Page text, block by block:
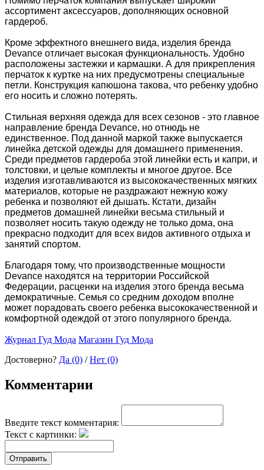
ассортимент аксессуаров, дополняющих основной
гардероб.
Кроме эффектного внешнего вида, изделия бренда
Devance отличает высокая функциональность. Удобно
расположены застежки и кармашки. А для прикрепления
перчаток к куртке на них предусмотрены специальные
петли. Конструкция капюшона такова, что ребенку удобно
его носить и сложно потерять.
Стильная верхняя одежда для всех сезонов - это главное
направление бренда Devance, но отнюдь не
единственное. Под данной маркой также выпускается
линейка детской одежды для домашнего применения.
Среди предметов гардероба этой линейки есть и капри, и
толстовки, и целые комплекты и многое другое. Все
изделия изготавливаются из высококачественных мягких
материалов, которые не раздражают нежную кожу
ребенка и позволяют ей дышать. Кстати, дизайн
предметов домашней линейки весьма стильный и
позволяет носить такую одежду не только дома, она
прекрасно подходит для всех видов активного отдыха и
занятий спортом.
Благодаря тому, что производственные мощности
Devance находятся на территории Российской
Федерации, расценки на изделия этого бренда весьма
демократичные. Семья со средним доходом вполне
может порадовать своего ребенка высококачественной и
комфортной одеждой от этого популярного бренда.
Журнал Гуд Мода Магазин Гуд Мода
Достоверно? Да (0) /Нет (0)
Комментарии
Введите текст комментария:
Текст с картинки:
Отправить